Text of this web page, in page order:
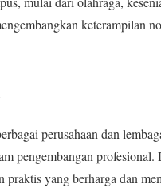
keterampilan
perusahaan dan
pengembangan
yang berharga dan